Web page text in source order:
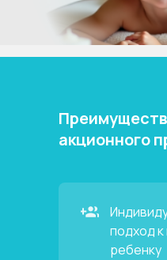
акционного
подход
ребенку